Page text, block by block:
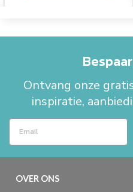
Ontvang onze
inspiratie,
OVER ONS